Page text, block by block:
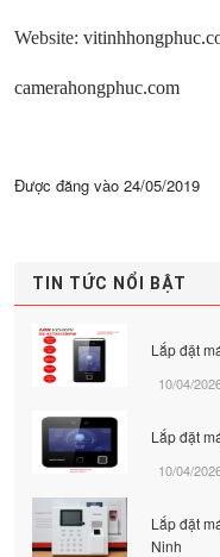
Website:
camerahongphuc.com
Được đăng vào 24/05/2019
TIN TỨC NỔI BẬT
Lắp đặt
10/04/
Lắp đặt
10/04/
Lắp đặt
Ninh